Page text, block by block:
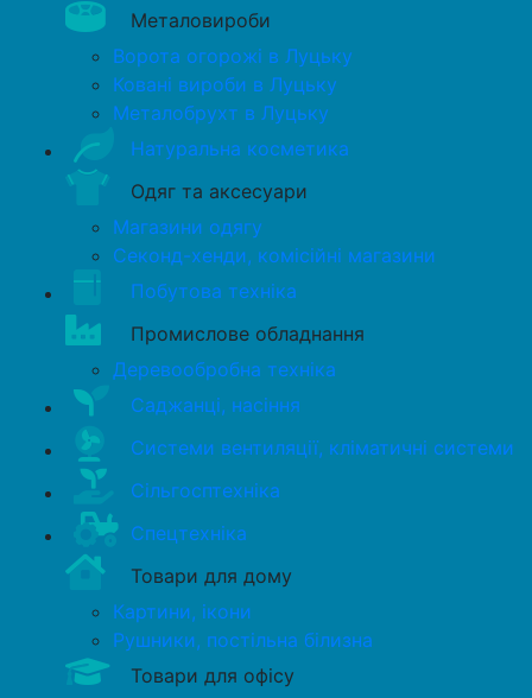
Металовироби
Ворота огорожі в Луцьку
Ковані вироби в Луцьку
Металобрухт в Луцьку
Натуральна косметика
Одяг та аксесуари
Магазини одягу
Секонд-хенди, комісійні магазини
Побутова техніка
Промислове обладнання
Деревообробна техніка
Саджанці, насіння
Системи вентиляції, кліматичні системи
Сільгосптехніка
Спецтехніка
Товари для дому
Картини, ікони
Рушники, постільна білизна
Товари для офісу